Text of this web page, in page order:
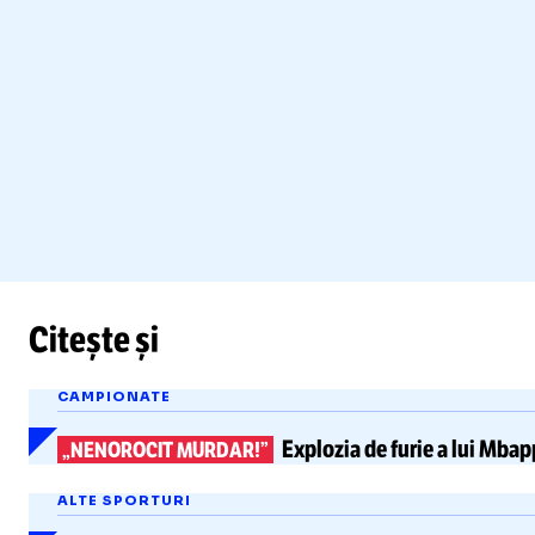
Citește și
CAMPIONATE
„NENOROCIT MURDAR!” Explozia de furie a lui
ALTE SPORTURI